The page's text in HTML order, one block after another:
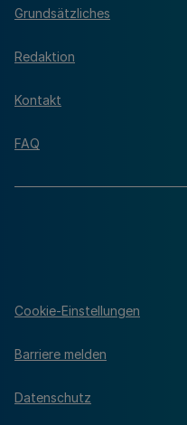
Grundsätzliches
Redaktion
Kontakt
FAQ
Cookie-Einstellungen
Barriere melden
Datenschutz